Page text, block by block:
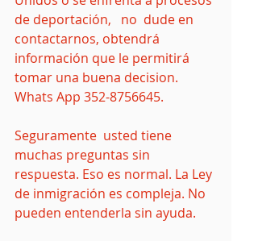
de deportación,   no  dude en
contactarnos, obtendrá
información que le permitirá
tomar una buena decision.
Whats App 352-8756645.
Seguramente  usted tiene
muchas preguntas sin
respuesta. Eso es normal. La Ley
de inmigración es compleja. No
pueden entenderla sin ayuda.